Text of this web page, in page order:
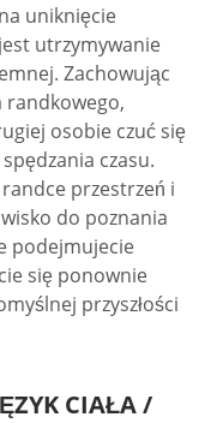
uniknięcie
utrzymywanie
Zachowując
randkowego,
osobie czuć się
czasu.
przestrzeń i
do poznania
podejmujecie
się ponownie
przyszłości
CIAŁA /